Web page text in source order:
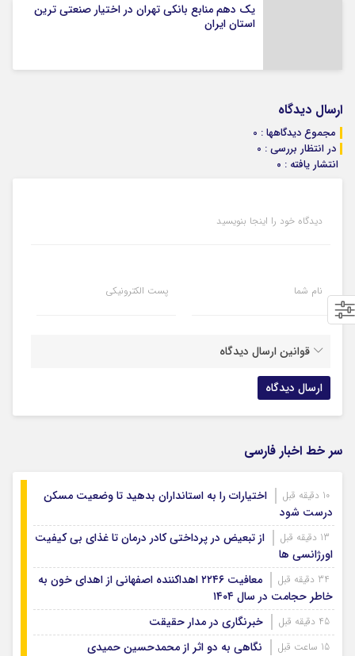
یک دهم منابع بانکی تهران در اختیار صنعتی ترین
استان ایران
ارسال دیدگاه
مجموع دیدگاهها : 0
در انتظار بررسی : 0
انتشار یافته : ۰
دیدگاه خود را اینجا بنویسید
نام شما پست الکترونیکی
قوانین ارسال دیدگاه
سر خط اخبار فارسی
اختیارات را به استانداران بدهید تا وضعیت مسکن
درست شود
از تبعیض در پرداختی کادر درمان تا غذای بی کیفیت
اورژانسی ها
معافیت ۲۲۴۶ اهداکننده اصفهانی از اهدای خون به
خاطر حجامت در سال ۱۴۰۴
خبرنگاری در مدار حقیقت
نگاهی به دو اثر از محمدحسین حمیدی